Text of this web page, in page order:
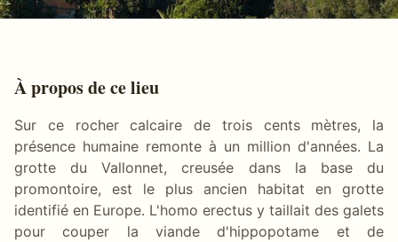
À propos de ce lieu
Sur ce rocher calcaire de trois cents mètres, la
présence humaine remonte à un million d'années. La
grotte du Vallonnet, creusée dans la base du
promontoire, est le plus ancien habitat en grotte
identifié en Europe. L'homo erectus y taillait des galets
pour couper la viande d'hippopotame et de